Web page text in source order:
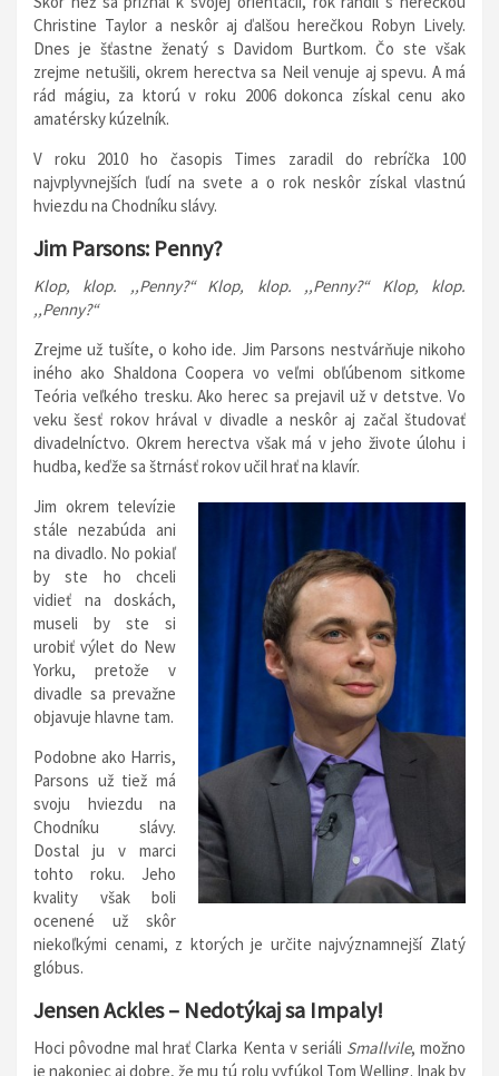
Christine Taylor a neskôr aj ďalšou herečkou Robyn Lively.
Dnes je šťastne ženatý s Davidom Burtkom. Čo ste však
zrejme netušili, okrem herectva sa Neil venuje aj spevu. A má
rád mágiu, za ktorú v roku 2006 dokonca získal cenu ako
amatérsky kúzelník.
V roku 2010 ho časopis Times zaradil do rebríčka 100
najvplyvnejších ľudí na svete a o rok neskôr získal vlastnú
hviezdu na Chodníku slávy.
Jim Parsons: Penny?
Klop, klop. ,,Penny?“ Klop, klop. ,,Penny?“ Klop, klop.
,,Penny?“
Zrejme už tušíte, o koho ide. Jim Parsons nestvárňuje nikoho
iného ako Shaldona Coopera vo veľmi obľúbenom sitkome
Teória veľkého tresku. Ako herec sa prejavil už v detstve. Vo
veku šesť rokov hrával v divadle a neskôr aj začal študovať
divadelníctvo. Okrem herectva však má v jeho živote úlohu i
hudba, keďže sa štrnásť rokov učil hrať na klavír.
Jim okrem televízie
stále nezabúda ani
na divadlo. No pokiaľ
by ste ho chceli
vidieť na doskách,
museli by ste si
urobiť výlet do New
Yorku, pretože v
divadle sa prevažne
objavuje hlavne tam.
Podobne ako Harris,
Parsons už tiež má
svoju hviezdu na
Chodníku slávy.
Dostal ju v marci
tohto roku. Jeho
kvality však boli
ocenené už skôr
niekoľkými cenami, z ktorých je určite najvýznamnejší Zlatý
glóbus.
Jensen Ackles – Nedotýkaj sa Impaly!
Hoci pôvodne mal hrať Clarka Kenta v seriáli Smallvile, možno
je nakoniec aj dobre, že mu tú rolu vyfúkol Tom Welling. Inak by